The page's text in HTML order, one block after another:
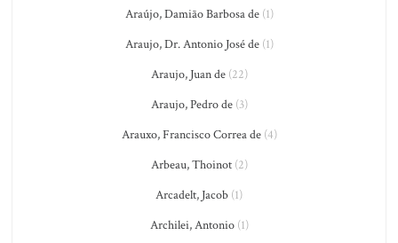
Araújo, Damião Barbosa de(1)
Araujo, Dr. Antonio José de(1)
Araujo, Juan de(22)
Araujo, Pedro de(3)
Arauxo, Francisco Correa de(4)
Arbeau, Thoinot(2)
Arcadelt, Jacob (1)
Archilei, Antonio(1)